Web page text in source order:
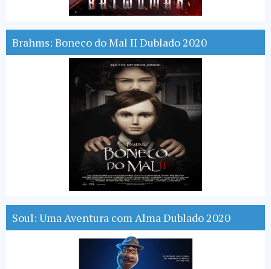
Brahms: Boneco do Mal II Dublado 2020
Soul: Uma Aventura com Alma Dublado 2020